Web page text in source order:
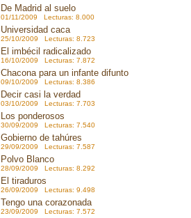
De Madrid al suelo
01/11/2009 Lecturas: 8.000
Universidad caca
25/10/2009 Lecturas: 8.723
El imbécil radicalizado
16/10/2009 Lecturas: 7.872
Chacona para un infante difunto
09/10/2009 Lecturas: 8.386
Decir casi la verdad
03/10/2009 Lecturas: 7.703
Los ponderosos
30/09/2009 Lecturas: 7.540
Gobierno de tahúres
29/09/2009 Lecturas: 7.587
Polvo Blanco
28/09/2009 Lecturas: 8.292
El tiraduros
26/09/2009 Lecturas: 9.498
Tengo una corazonada
23/09/2009 Lecturas: 7.572